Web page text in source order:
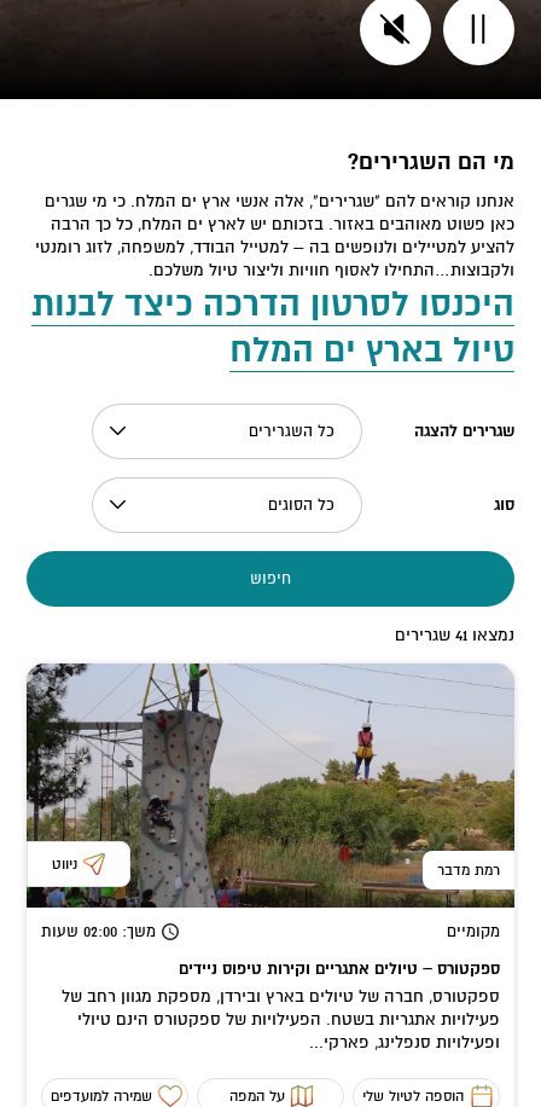
מי הם השגרירים?
אנחנו קוראים להם "שגרירים", אלה אנשי ארץ ים המלח. כי מי שגרים
כאן פשוט מאוהבים באזור. בזכותם יש לארץ ים המלח, כל כך הרבה
להציע למטיילים ולנופשים בה – למטייל הבודד, למשפחה, לזוג רומנטי
ולקבוצות…התחילו לאסוף חוויות וליצור טיול משלכם.
היכנסו לסרטון הדרכה כיצד לבנות
טיול בארץ ים המלח
שגרירים להצגה כל השגרירים
סוג כל הסוגים
חיפוש
נמצאו 41 שגרירים
רמת מדבר ניווט
מקומיים משך: 02:00 שעות
ספקטורס – טיולים אתגריים וקירות טיפוס ניידים
ספקטורס, חברה של טיולים בארץ ובירדן, מספקת מגוון רחב של
פעילויות אתגריות בשטח. הפעילויות של ספקטורס הינם טיולי
ופעילויות סנפלינג, פארקי...
הוספה לטיול שלי על המפה שמירה למועדפים